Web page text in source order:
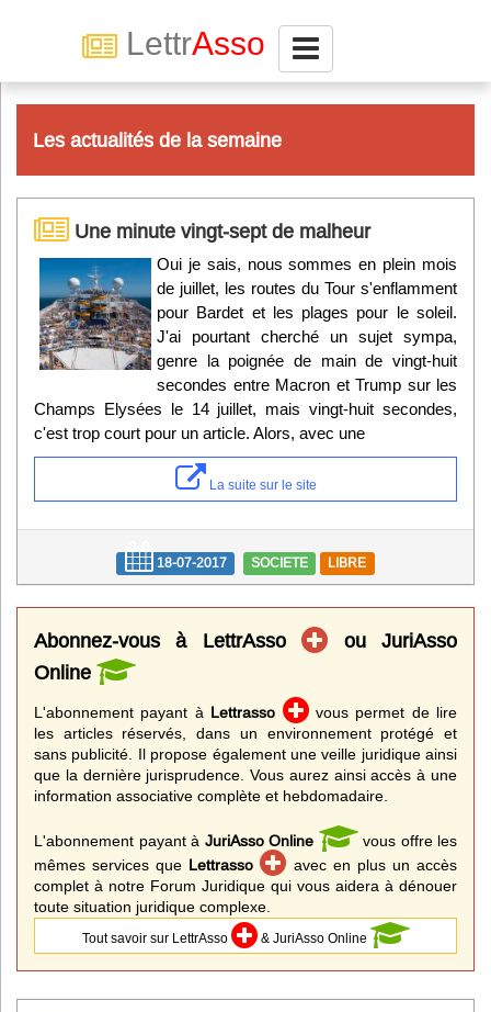
LettrAsso
Abonnez-vous à LettrAsso
Menu général
ServiceAsso
Partager
VieAsso
Infos
Divers
Abo Lettrasso
Désabo Lettrasso
Nous contacter
Les actualités de la semaine
Une minute vingt-sept de malheur
Oui je sais, nous sommes en plein mois
de juillet, les routes du Tour s'enflamment
pour Bardet et les plages pour le soleil.
J'ai pourtant cherché un sujet sympa,
genre la poignée de main de vingt-huit
secondes entre Macron et Trump sur les
Champs Elysées le 14 juillet, mais vingt-huit secondes,
c'est trop court pour un article. Alors, avec une
La suite sur le site
18-07-2017 SOCIETE LIBRE
Abonnez-vous à LettrAsso
ou JuriAsso
Online
L'abonnement payant à Lettrasso
vous permet de lire
les articles réservés, dans un environnement protégé et
sans publicité. Il propose également une veille juridique ainsi
que la dernière jurisprudence. Vous aurez ainsi accès à une
information associative complète et hebdomadaire.
L'abonnement payant à JuriAsso Online
vous offre les
mêmes services que Lettrasso
avec en plus un accès
complet à notre Forum Juridique qui vous aidera à dénouer
toute situation juridique complexe.
Tout savoir sur LettrAsso & JuriAsso Online